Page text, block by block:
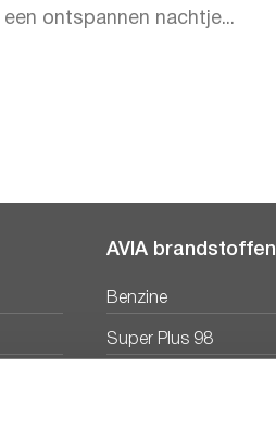
ontspannen nachtje...
AVIA brandstoffen
Benzine
Super Plus 98